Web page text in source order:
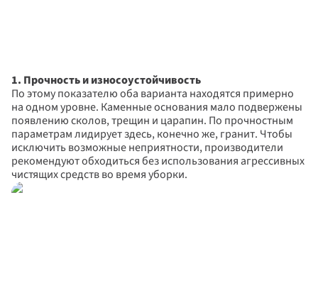
1. Прочность и износоустойчивость
По этому показателю оба варианта находятся примерно
на одном уровне. Каменные основания мало подвержены
появлению сколов, трещин и царапин. По прочностным
параметрам лидирует здесь, конечно же, гранит. Чтобы
исключить возможные неприятности, производители
рекомендуют обходиться без использования агрессивных
чистящих средств во время уборки.